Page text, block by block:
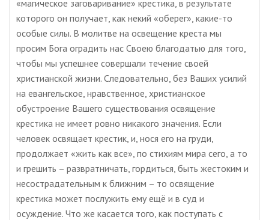
«магическое заговаривание» крестика, в результате
которого он получает, как некий «оберег», какие-то
особые силы. В молитве на освещение креста мы
просим Бога оградить нас Своею благодатью для того,
чтобы мы успешнее совершали течение своей
христианской жизни. Следовательно, без Ваших усилий
на евангельское, нравственное, христианское
обустроение Вашего существования освящение
крестика не имеет ровно никакого значения. Если
человек освящает крестик, и, нося его на груди,
продолжает «жить как все», по стихиям мира сего, а то
и грешить – развратничать, гордиться, быть жестоким и
несострадательным к ближним – то освящение
крестика может послужить ему ещё и в суд и
осуждение. Что же касается того, как поступать с